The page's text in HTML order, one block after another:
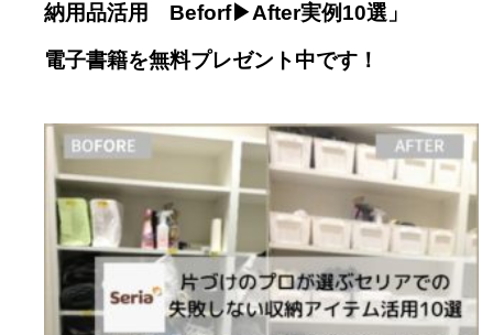
納用品活用 Beforf▶︎After実例10選」
電子書籍を無料プレゼント中です！